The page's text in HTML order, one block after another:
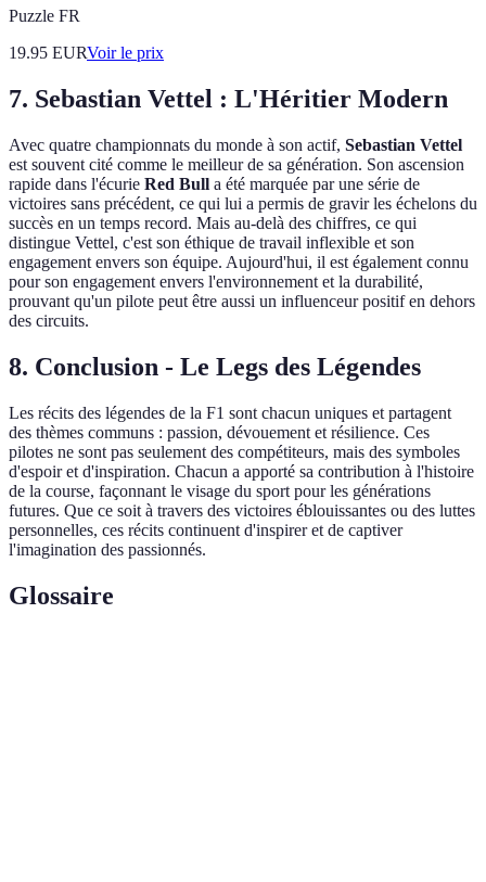
Puzzle FR
19.95 EURVoir le prix
7. Sebastian Vettel : L'Héritier Modern
Avec quatre championnats du monde à son actif, Sebastian Vettel
est souvent cité comme le meilleur de sa génération. Son ascension
rapide dans l'écurie Red Bull a été marquée par une série de
victoires sans précédent, ce qui lui a permis de gravir les échelons du
succès en un temps record. Mais au-delà des chiffres, ce qui
distingue Vettel, c'est son éthique de travail inflexible et son
engagement envers son équipe. Aujourd'hui, il est également connu
pour son engagement envers l'environnement et la durabilité,
prouvant qu'un pilote peut être aussi un influenceur positif en dehors
des circuits.
8. Conclusion - Le Legs des Légendes
Les récits des légendes de la F1 sont chacun uniques et partagent
des thèmes communs : passion, dévouement et résilience. Ces
pilotes ne sont pas seulement des compétiteurs, mais des symboles
d'espoir et d'inspiration. Chacun a apporté sa contribution à l'histoire
de la course, façonnant le visage du sport pour les générations
futures. Que ce soit à travers des victoires éblouissantes ou des luttes
personnelles, ces récits continuent d'inspirer et de captiver
l'imagination des passionnés.
Glossaire